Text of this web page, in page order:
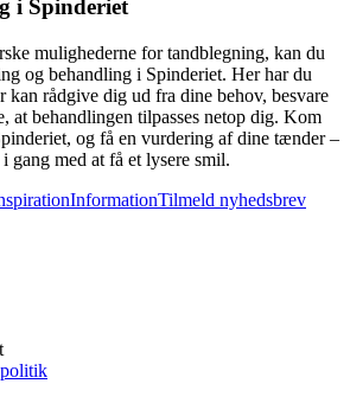
i Spinderiet
mulighederne for tandblegning, kan du
og behandling i Spinderiet. Her har du
kan rådgive dig ud fra dine behov, besvare
at behandlingen tilpasses netop dig. Kom
og få en vurdering af dine tænder –
gang med at få et lysere smil.
InformationTilmeld nyhedsbrev